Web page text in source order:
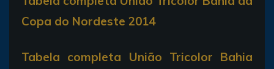
Copa do Nordeste 2014
Tabela completa União Tricolor Bahia